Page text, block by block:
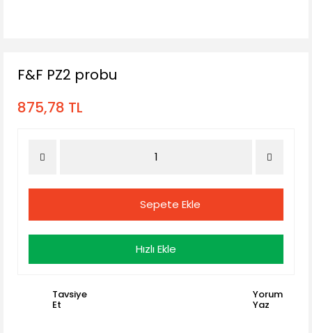
F&F PZ2 probu
875,78 TL
Sepete Ekle
Hızlı Ekle
Tavsiye
Et
Yorum
Yaz